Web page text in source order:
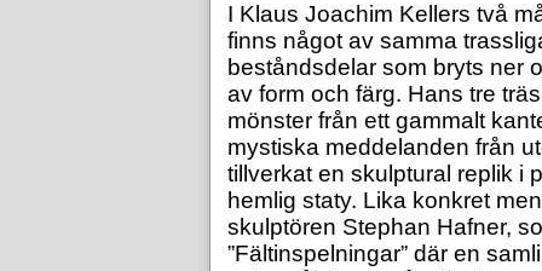
I Klaus Joachim Kellers två
finns något av samma
beståndsdelar som bryts ner
av form och färg. Hans tre
mönster från ett gammalt
mystiska meddelanden från
tillverkat en skulptural replik i
hemlig staty. Lika konkret
skulptören Stephan Hafner,
”Fältinspelningar” där en